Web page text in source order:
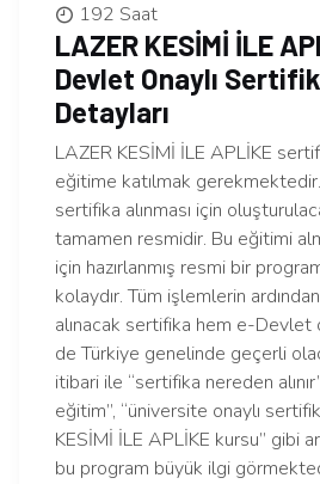
192 Saat
LAZER KESİMİ İLE
Devlet Onaylı
Detayları
LAZER KESİMİ İLE APLİKE
eğitime katılmak
sertifika alınması için
tamamen resmidir. Bu eğitimi
için hazırlanmış resmi bir
kolaydır. Tüm işlemlerin
alınacak sertifika hem e-Devlet
de Türkiye genelinde geçerli
itibari ile “sertifika nereden
eğitim”, “üniversite onaylı
KESİMİ İLE APLİKE kursu” gibi
bu program büyük ilgi